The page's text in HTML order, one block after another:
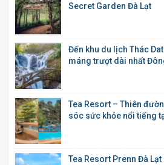
Secret Garden Đà Lạt
Đến khu du lịch Thác
máng trượt dài nhất
Tea Resort – Thiên
sóc sức khỏe nổi tiếng
Tea Resort Prenn Đà